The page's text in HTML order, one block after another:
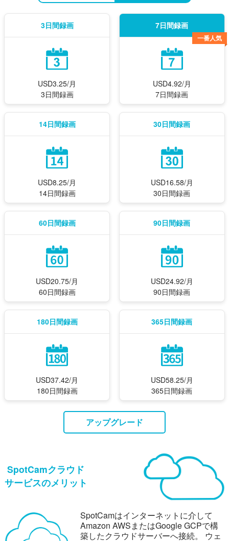
3日間録画
USD3.25/月
3日間録画
7日間録画
一番人気
USD4.92/月
7日間録画
14日間録画
USD8.25/月
14日間録画
30日間録画
USD16.58/月
30日間録画
60日間録画
USD20.75/月
60日間録画
90日間録画
USD24.92/月
90日間録画
180日間録画
USD37.42/月
180日間録画
365日間録画
USD58.25/月
365日間録画
アップグレード
SpotCamクラウド
サービスのメリット
SpotCamはインターネットに介して
Amazon AWSまたはGoogle GCPで構
築したクラウドサーバーへ接続。
ウェ